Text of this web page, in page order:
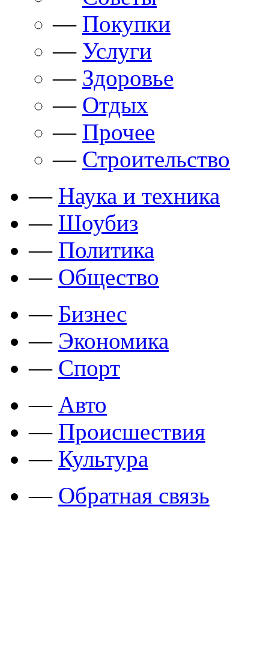
— Покупки
— Услуги
— Здоровье
— Отдых
— Прочее
— Строительство
— Наука и техника
— Шоубиз
— Политика
— Общество
— Бизнес
— Экономика
— Спорт
— Авто
— Происшествия
— Культура
— Обратная связь